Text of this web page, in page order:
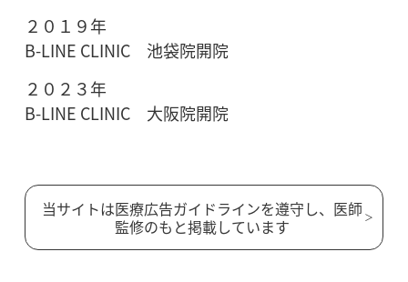
２０１９年
B-LINE CLINIC 池袋院開院
２０２３年
B-LINE CLINIC 大阪院開院
当サイトは医療広告ガイドラインを遵守し、医師
監修のもと掲載しています